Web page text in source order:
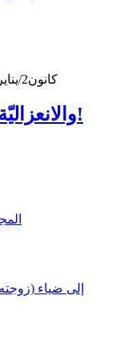
Items filtered by date: كانون2/يناير 1949
... والانعزاليّة اللبنانية أفلست!
إلى ضياء (زوجته